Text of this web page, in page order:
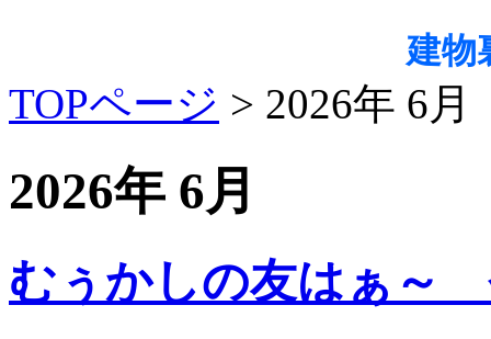
建物
TOPページ > 2026年 6月
2026年 6月
むぅかしの友はぁ～